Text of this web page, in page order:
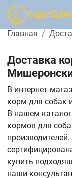
Главная
Доставка
В интернет-
корм для собак
В нашем
кормов для
купить
наши